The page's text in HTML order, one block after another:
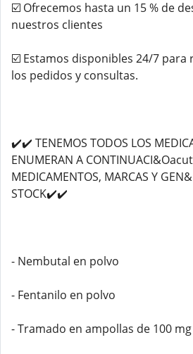
☑️ Ofrecemos hasta un 15 % de
nuestros clientes
☑️ Estamos disponibles 24/7 para
los pedidos y consultas.
✔️✔️ TENEMOS TODOS LOS
ENUMERAN A
MEDICAMENTOS, MARCAS Y
STOCK✔️✔️
- Nembutal en polvo
- Fentanilo en polvo
- Tramado en ampollas de 100 mg